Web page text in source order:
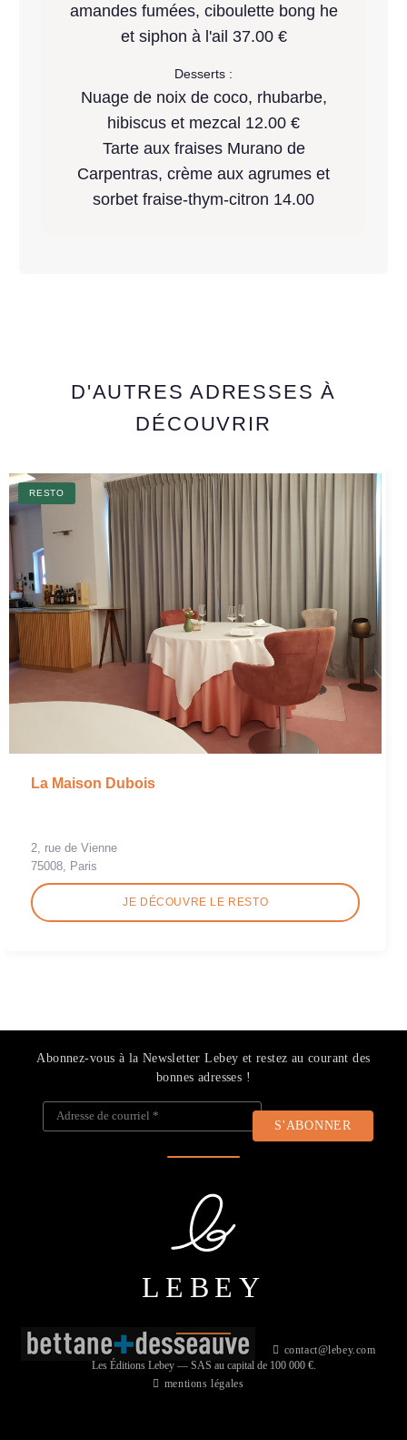
amandes fumées, ciboulette bong he
et siphon à l'ail 37.00 €
Desserts :
Nuage de noix de coco, rhubarbe,
hibiscus et mezcal 12.00 €
Tarte aux fraises Murano de
Carpentras, crème aux agrumes et
sorbet fraise-thym-citron 14.00
D'AUTRES ADRESSES À
DÉCOUVRIR
RESTO
La Maison Dubois
2, rue de Vienne
75008, Paris
JE DÉCOUVRE LE RESTO
contact@lebey.com
mentions légales
Abonnez-vous à la Newsletter Lebey et restez au courant des
bonnes adresses !
Adresse de courriel
LEBEY
Les Éditions Lebey — SAS au capital de 100 000 €.